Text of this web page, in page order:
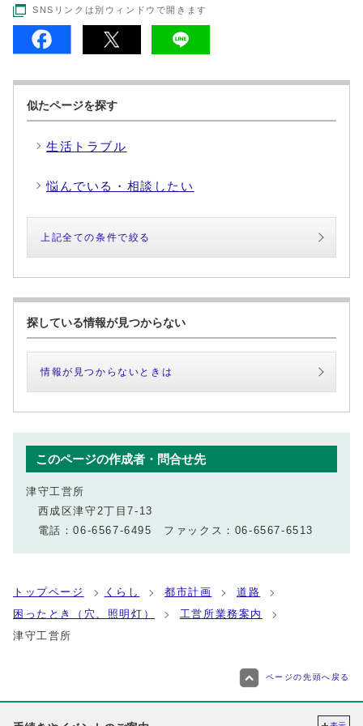
SNSリンクは別ウィンドウで開きます
似たページを探す
生活トラブル
悩んでいる・相談したい
上記全ての条件で絞る
探している情報が見つからない
情報が見つからないときは
このページの作成者・問合せ先
津守工営所
西成区津守2丁目7-13
電話：06-6567-6495 ファックス：06-6567-6513
トップページ くらし 都市計画
道路
困ったとき（穴、照明灯）
工営所業務案内
津守工営所
ページの先頭へ戻る